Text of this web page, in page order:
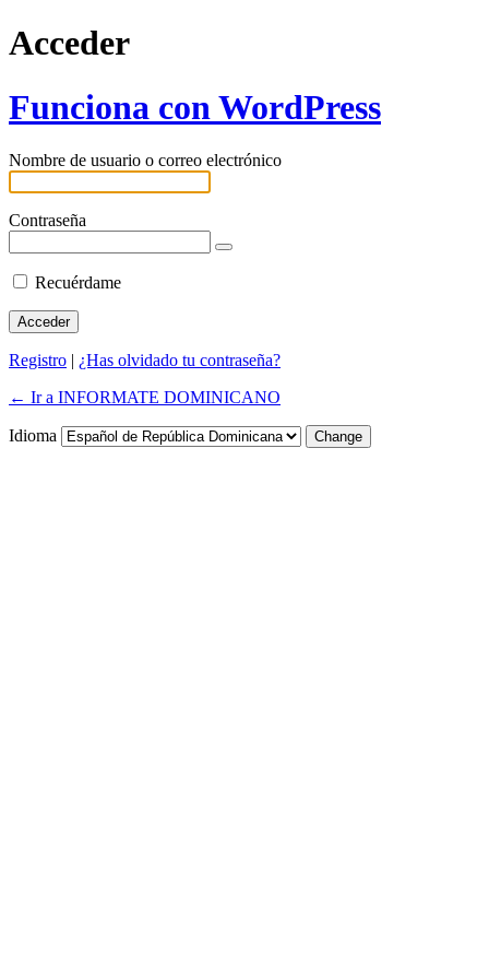
Acceder
Funciona con WordPress
Nombre de usuario o correo electrónico
Contraseña
Recuérdame
Registro | ¿Has olvidado tu contraseña?
← Ir a INFORMATE DOMINICANO
Idioma